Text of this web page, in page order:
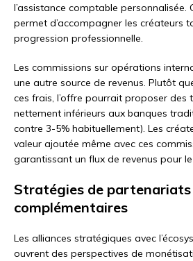
l’assistance comptable personnalisée.
permet d’accompagner les créateurs
progression professionnelle.
Les commissions sur opérations
une autre source de revenus. Plutôt
ces frais, l’offre pourrait proposer des
nettement inférieurs aux banques
contre 3-5% habituellement). Les
valeur ajoutée même avec ces
garantissant un flux de revenus pour
Stratégies de
complémentaires
Les alliances stratégiques avec
ouvrent des perspectives de